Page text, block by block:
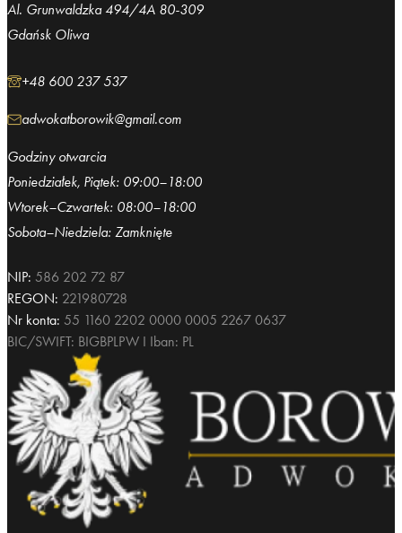
NIP: 586 202 72 87
REGON: 221980728
Nr konta: 55 1160 2202 0000 0005 2267 0637
BIC/SWIFT: BIGBPLPW I Iban: PL
Al. Grunwaldzka 494/4A 80-309
Gdańsk Oliwa
+48 600 237 537
adwokatborowik@gmail.com
Godziny otwarcia
Poniedziałek, Piątek: 09:00–18:00
Wtorek–Czwartek: 08:00–18:00
Sobota–Niedziela: Zamknięte